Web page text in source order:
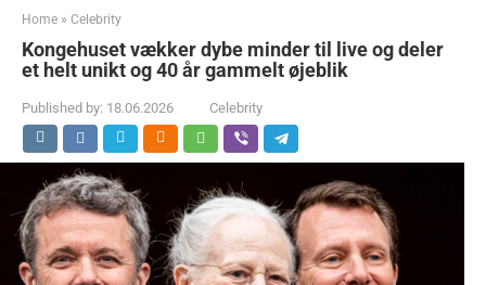
Home » Celebrity
Kongehuset vækker dybe minder til live og deler
et helt unikt og 40 år gammelt øjeblik
Published by: 18.06.2026 Celebrity